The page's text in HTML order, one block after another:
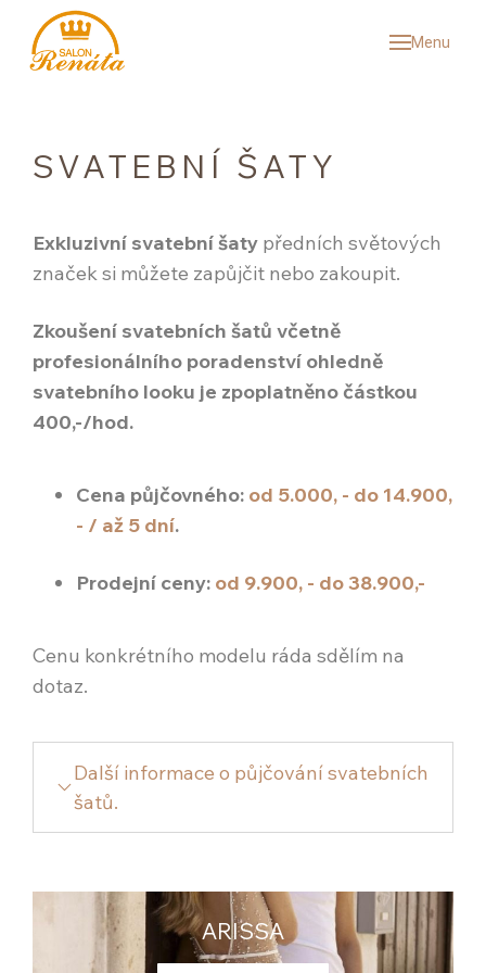
Menu
SVATEBNÍ ŠATY
Exkluzivní svatební šaty předních světových
značek si můžete zapůjčit nebo zakoupit.
Zkoušení svatebních šatů včetně
profesionálního poradenství ohledně
svatebního looku je zpoplatněno částkou
400,-/hod.
Cena půjčovného: od 5.000, - do 14.900,
- / až 5 dní.
Prodejní ceny: od 9.900, - do 38.900,-
Cenu konkrétního modelu ráda sdělím na
dotaz.
Další informace o půjčování svatebních
šatů.
SVATEBNÍ ŠATY
Pokud dojde k závazné rezervaci nebo
objednávce šatů při první návštěvě je
ARISSA